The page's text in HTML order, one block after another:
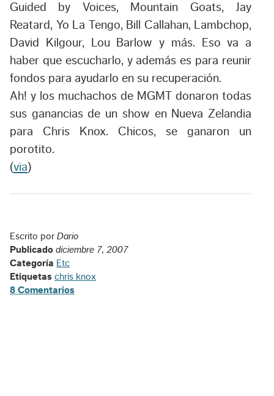
Guided by Voices, Mountain Goats, Jay
Reatard , Yo La Tengo, Bill Callahan, Lambchop,
David Kilgour, Lou Barlow y más. Eso va a
haber que escucharlo, y además es para reunir
fondos para ayudarlo en su recuperación.
Ah! y los muchachos de MGMT donaron todas
sus ganancias de un show en Nueva Zelandia
para Chris Knox. Chicos, se ganaron un
porotito.
(via)
Escrito porDario
Publicado diciembre 7, 2007
Categoría Etc
Etiquetas chris knox
8 Comentarios